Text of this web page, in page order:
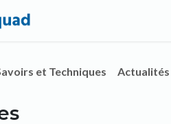
et Techniques Actualités